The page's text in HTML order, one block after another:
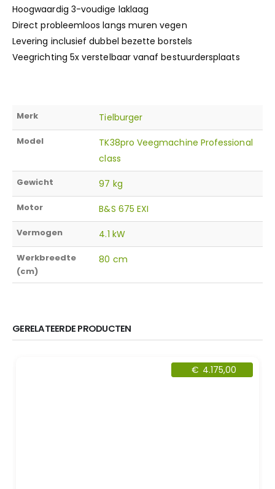
Hoogwaardig 3-voudige laklaag
Direct probleemloos langs muren vegen
Levering inclusief dubbel bezette borstels
Veegrichting 5x verstelbaar vanaf bestuurdersplaats
Merk Tielburger
Model
TK38pro Veegmachine Professional
class
Gewicht 97 kg
Motor B&S 675 EXI
Vermogen 4.1 kW
Werkbreedte
(cm)
80 cm
GERELATEERDE PRODUCTEN
€ 4.175,00